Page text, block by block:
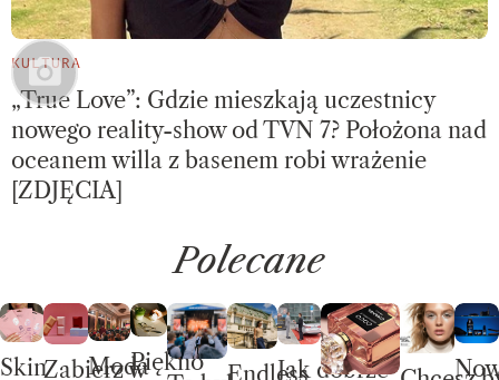
KULTURA
„True Love”: Gdzie mieszkają uczestnicy
nowego reality-show od TVN 7? Położona nad
oceanem willa z basenem robi wrażenie
[ZDJĘCIA]
Polecane
SkinZabierz w
ModaPiękno
EndlessJak dobrze